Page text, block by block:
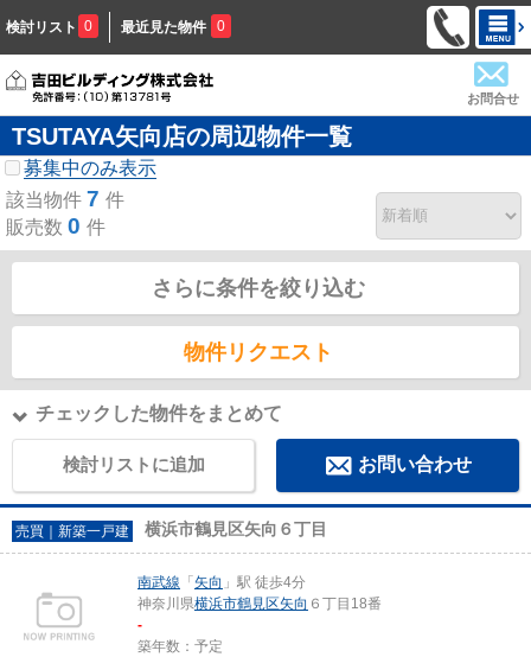
検討リスト 0 最近見た物件 0
お問合せ
TSUTAYA矢向店の周辺物件一覧
募集中のみ表示
該当物件 7 件
販売数 0 件
さらに条件を絞り込む
物件リクエスト
チェックした物件をまとめて
検討リストに追加 お問い合わせ
売買｜新築一戸建 横浜市鶴見区矢向６丁目
南武線 「 矢向 」駅 徒歩4分
神奈川県横浜市鶴見区矢向 ６丁目18番
-
築年数：予定